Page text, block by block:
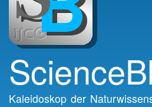
Kaleidoskop der